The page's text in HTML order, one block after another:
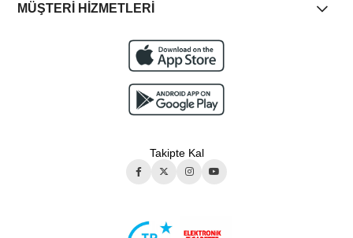
MÜŞTERİ HİZMETLERİ
Takipte Kal